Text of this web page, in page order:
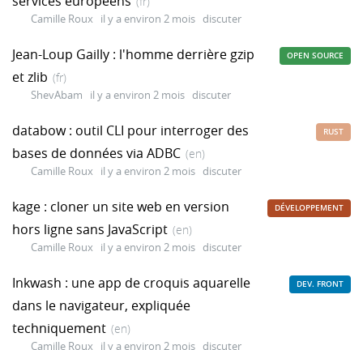
Camille Roux il y a environ 2 mois discuter
Jean-Loup Gailly : l'homme derrière gzip
et zlib (fr)
ShevAbam il y a environ 2 mois discuter
OPEN SOURCE
databow : outil CLI pour interroger des
bases de données via ADBC (en)
Camille Roux il y a environ 2 mois discuter
RUST
kage : cloner un site web en version
hors ligne sans JavaScript (en)
Camille Roux il y a environ 2 mois discuter
DÉVELOPPEMENT
Inkwash : une app de croquis aquarelle
dans le navigateur, expliquée
techniquement (en)
Camille Roux il y a environ 2 mois discuter
DEV. FRONT